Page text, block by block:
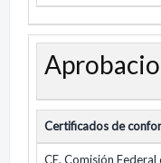
Certificados de
CE, Comisión